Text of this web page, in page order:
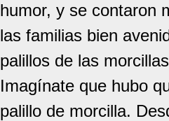
humor, y se contaron
las familias bien
palillos de las
Imagínate que hubo
palillo de morcilla.